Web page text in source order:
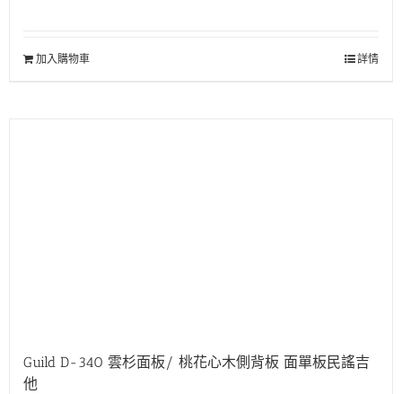
加入購物車 詳情
Guild D-340 雲杉面板/ 桃花心木側背板 面單板民謠吉
他